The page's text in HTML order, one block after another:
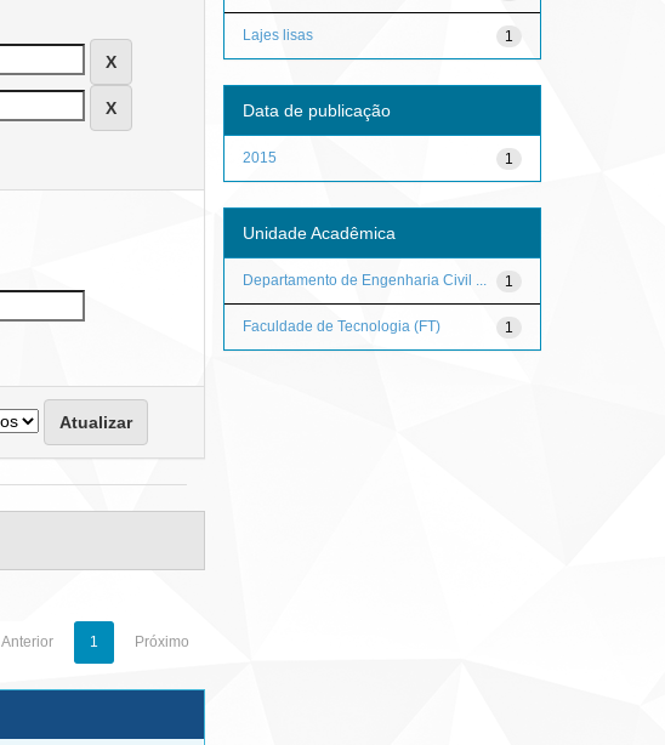
Anterior 1 Próximo
1
Lajes lisas
Data de publicação
1
2015
Unidade Acadêmica
1
Departamento de Engenharia Civil ...
1
Faculdade de Tecnologia (FT)